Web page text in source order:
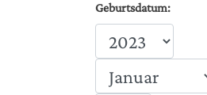
Geburtsdatum: